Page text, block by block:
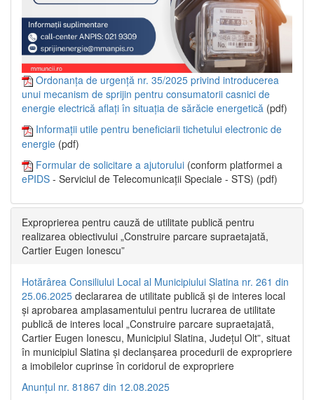
Ordonanța de urgență nr. 35/2025 privind introducerea
unui mecanism de sprijin pentru consumatorii casnici de
energie electrică aflați în situația de sărăcie energetică (pdf)
Informații utile pentru beneficiarii tichetului electronic de
energie (pdf)
Formular de solicitare a ajutorului (conform platformei a
ePIDS - Serviciul de Telecomunicații Speciale - STS) (pdf)
Exproprierea pentru cauză de utilitate publică pentru
realizarea obiectivului „Construire parcare supraetajată,
Cartier Eugen Ionescu”
Hotărârea Consiliului Local al Municipiului Slatina nr. 261 din
25.06.2025 declararea de utilitate publică și de interes local
și aprobarea amplasamentului pentru lucrarea de utilitate
publică de interes local „Construire parcare supraetajată,
Cartier Eugen Ionescu, Municipiul Slatina, Județul Olt”, situat
în municipiul Slatina și declanșarea procedurii de expropriere
a imobilelor cuprinse în coridorul de expropriere
Anunțul nr. 81867 din 12.08.2025